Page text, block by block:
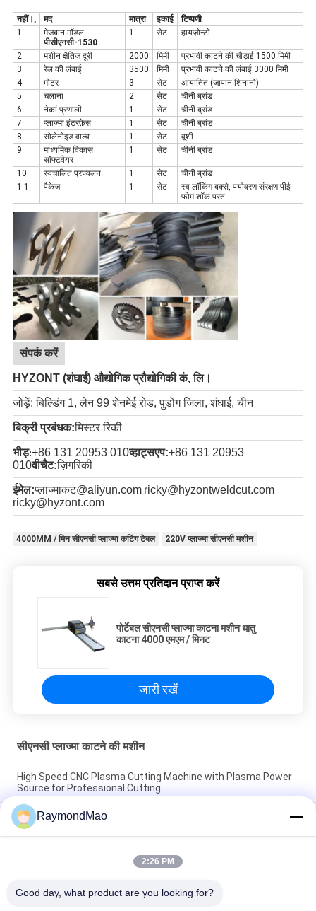
नहीं।, मद मात्रा इकाई
टिप्पणी
1
मेजबान मॉडल
पीसीएनसी-1530
1 सेट हायज़ोन्टो
2 मशीन क्षैतिज दूरी 2000 मिमी
प्रभावी काटने की चौड़ाई 1500 मिमी
3
रेल की लंबाई 3500 मिमी
प्रभावी काटने की लंबाई 3000 मिमी
4
मोटर 3 सेट
आयातित (जापान शिनानो)
5
चलाना 2 सेट
चीनी ब्रांड
6
नेकां प्रणाली 1 सेट
चीनी ब्रांड
7
प्लाज्मा इंटरफ़ेस 1 सेट
चीनी ब्रांड
8
सोलेनोइड वाल्व 1 सेट
वूशी
9
माध्यमिक विकास
सॉफ्टवेयर
1 सेट चीनी ब्रांड
10 स्वचालित प्रज्वलन 1 सेट
चीनी ब्रांड
1 1
पैकेज 1 सेट
स्व-लॉकिंग बक्से, पर्यावरण संरक्षण पीई
फोम शॉक परत
संपर्क करें
HYZONT (शंघाई) औद्योगिक प्रौद्योगिकी कं, लि।
जोड़ें: बिल्डिंग 1, लेन 99 शेनमेई रोड, पुडोंग जिला, शंघाई, चीन
बिक्री प्रबंधक:मिस्टर रिकी
भीड़:+86 131 20953 010व्हाट्सएप:+86 131 20953
010वीचैट:ज़िगरिकी
ईमेल:प्लाज्माकट@aliyun.com ricky@hyzontweldcut.com
ricky@hyzont.com
4000MM / मिन सीएनसी प्लाज्मा कटिंग टेबल 220V प्लाज्मा सीएनसी मशीन
सबसे उत्तम प्रतिदान प्राप्त करें
पोर्टेबल सीएनसी प्लाज्मा काटना मशीन धातु
काटना 4000 एमएम / मिनट
जारी रखें
सीएनसी प्लाज्मा काटने की मशीन
High Speed CNC Plasma Cutting Machine with Plasma Power
Source for Professional Cutting
Plasma Cutter with IP54 Protection Level, 0.5-50mm Cutting
Thickness
CNC Plasma Cutting Table with High Precision Rack And Pinion
Transmission System, AC220V/380V Power Supply, Working
RaymondMao
2:26 PM
Good day, what product are you looking for?